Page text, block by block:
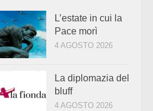
L’estate in cui la
Pace morì
4 AGOSTO 2026
La diplomazia del
bluff
4 AGOSTO 2026